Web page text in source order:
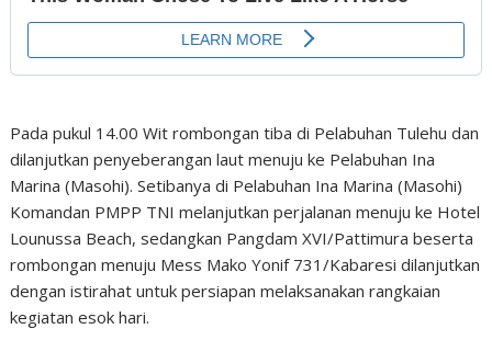
Pada pukul 14.00 Wit rombongan tiba di Pelabuhan Tulehu dan
dilanjutkan penyeberangan laut menuju ke Pelabuhan Ina
Marina (Masohi). Setibanya di Pelabuhan Ina Marina (Masohi)
Komandan PMPP TNI melanjutkan perjalanan menuju ke Hotel
Lounussa Beach, sedangkan Pangdam XVI/Pattimura beserta
rombongan menuju Mess Mako Yonif 731/Kabaresi dilanjutkan
dengan istirahat untuk persiapan melaksanakan rangkaian
kegiatan esok hari.